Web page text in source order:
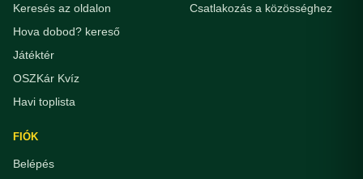
Keresés az oldalon
Hova dobod? kereső
Játéktér
OSZKár Kvíz
Havi toplista
Csatlakozás a közösséghez
FIÓK
Belépés